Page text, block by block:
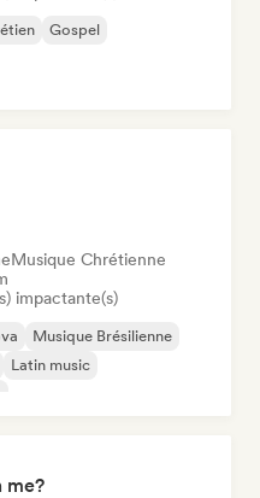
Gospel
Musique Chrétienne
impactante(s)
Musique Brésilienne
Latin music
me?